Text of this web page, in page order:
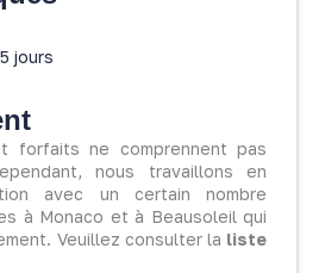
jours
forfaits ne comprennent pas
nous travaillons en
avec un certain nombre
à Monaco et à Beausoleil qui
Veuillez consulter la liste